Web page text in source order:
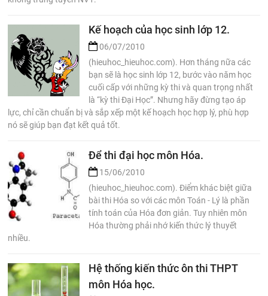
Kế hoạch của học sinh lớp 12.
06/07/2010
(hieuhoc_hieuhoc.com). Hơn tháng nữa các
bạn sẽ là học sinh lớp 12, bước vào năm học
cuối cấp với những kỳ thi và quan trọng nhất
là “kỳ thi Đại Học”. Nhưng hãy đừng tạo áp
lực, chỉ cần chuẩn bị và sắp xếp một kế hoạch học hợp lý, phù hợp
nó sẽ giúp bạn đạt kết quả tốt.
Để thi đại học môn Hóa.
15/06/2010
(hieuhoc_hieuhoc.com). Điểm khác biệt giữa
bài thi Hóa so với các môn Toán - Lý là phần
tính toán của Hóa đơn giản. Tuy nhiên môn
Hóa thường phải nhớ kiến thức lý thuyết
nhiều.
Hệ thống kiến thức ôn thi THPT
môn Hóa học.